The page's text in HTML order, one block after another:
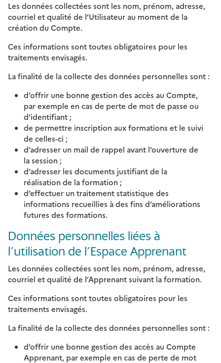
Les données collectées sont les nom, prénom, adresse,
courriel et qualité de l’Utilisateur au moment de la
création du Compte.
Ces informations sont toutes obligatoires pour les
traitements envisagés.
La finalité de la collecte des données personnelles sont :
d’offrir une bonne gestion des accès au Compte,
par exemple en cas de perte de mot de passe ou
d’identifiant ;
de permettre inscription aux formations et le suivi
de celles-ci ;
d’adresser un mail de rappel avant l’ouverture de
la session ;
d’adresser les documents justifiant de la
réalisation de la formation ;
d’effectuer un traitement statistique des
informations recueillies à des fins d’améliorations
futures des formations.
Données personnelles liées à
l’utilisation de l’Espace Apprenant
Les données collectées sont les nom, prénom, adresse,
courriel et qualité de l’Apprenant suivant la formation.
Ces informations sont toutes obligatoires pour les
traitements envisagés.
La finalité de la collecte des données personnelles sont :
d’offrir une bonne gestion des accès au Compte
Apprenant, par exemple en cas de perte de mot